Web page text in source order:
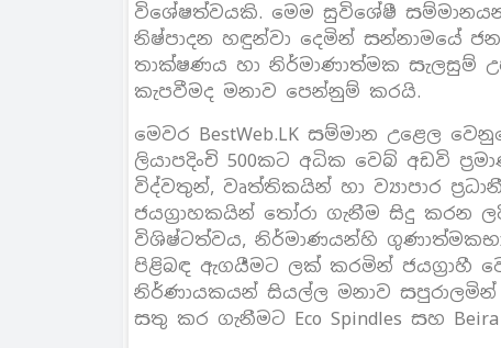
විශේෂත්වයකි. මෙම සුවිශේෂී
නිෂ්පාදන හඳුන්වා දෙමින් සන්නාමයේ
තාක්ෂණය හා නිර්මාණාත්මක සැලසුම්
කැපවීමද මනාව පෙන්නුම් කරයි.
මෙවර BestWeb.LK සම්මාන උළෙල
ලියාපදිංචි 500කට අධික වෙබ් අඩවි
විද්වතුන්, වෘත්තිකයින් හා ව්‍යාපාර
ජයග්‍රාහකයින් තෝරා ගැනීම සිදු
විශිෂ්ටත්වය, නිර්මාණයන්හි
පිළිබඳ ඇගයීමට ලක් කරමින් ජයග්‍රාහී
නිර්ණායකයන් සියල්ල මනාව
සතු කර ගැනීමට Eco Spindles සහ